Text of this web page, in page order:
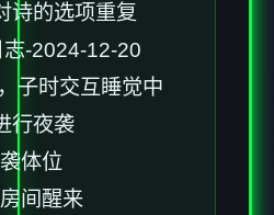
诗的选项重复
-2024-12-20
子时交互睡觉中
行夜袭
体位
间醒来